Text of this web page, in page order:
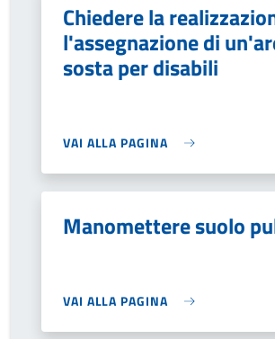
Chiedere la
l'assegnazione di
sosta per disabili
VAI ALLA PAGINA
Manomettere suolo
VAI ALLA PAGINA